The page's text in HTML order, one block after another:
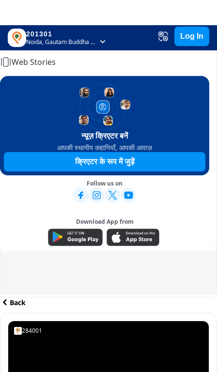
201301
Noida, Gautam Buddha Nagar, Uttar Pradesh
Log In
Home
Web Stories
न्यूज़ क्रिएटर बनें
आपकी स्थानीय कहानियाँ, आपकी आवाज़
क्रिएटर के रूप में जुड़ें
Follow us on
Download App from
ADVERTISEMENT
Back
284001